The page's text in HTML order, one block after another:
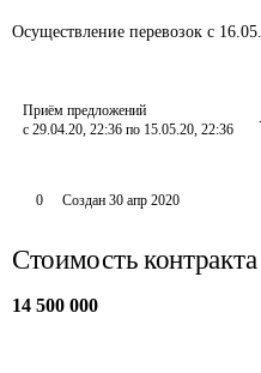
Осуществление перевозок с
Приём предложений
с 29.04.20, 22:36 по 15.05.20, 22:36
0 Создан 30 апр 2020
Стоимость контракта
14 500 000